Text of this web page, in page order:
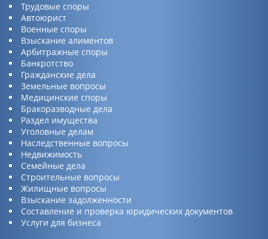
Трудовые споры
Автоюрист
Военные споры
Взыскание алиментов
Арбитражные споры
Банкротство
Гражданские дела
Земельные вопросы
Медицинские споры
Бракоразводные дела
Раздел имущества
Уголовные делам
Наследственные вопросы
Недвижимость
Семейные дела
Строительные вопросы
Жилищные вопросы
Взыскание задолженности
Составление и проверка юридических документов
Услуги для бизнеса